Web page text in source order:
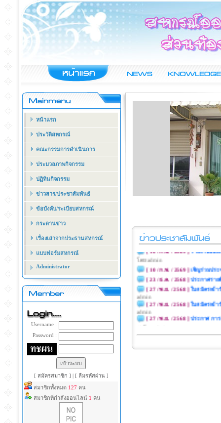
หน้าแรก
ประวัติสหกรณ์
คณะกรรมการดำเนินการ
ประมวลภาพกิจกรรม
ปฏิทินกิจกรรม
ข่าวสาร/ประชาสัมพันธ์
ข้อบังคับ/ระเบียบสหกรณ์
กระดานข่าว
เรื่องเล่าจากประธานสหกรณ์
แบบฟอร์มสหกรณ์
Administrator
Username :
Password :
[ สมัครสมาชิก ] | [ ลืมรหัสผ่าน ]
สมาชิกทั้งหมด 127 คน
สมาชิกที่กำลังออนไลน์ 1 คน
[ 4 / มี.ค. / 2569 ]ประกาศโอน
[ 4 / มี.ค. / 2569 ] ประกาศผลก
โดย admin
เชิญร่วมปร
[ 23 / ธ.ค. / 2568 ]
ประกาศรา
[ 27 / พ.ย. / 2568 ] ใบสมัครเข้า
admin
[ 27 / พ.ย. / 2568 ] ใบสมัครเข้า
admin
[ 27 / พ.ย. / 2568 ] ประกาศ กา
/ ) โดย admin
[ 5 / ส.ค. / 2568 ]ประกาศ ระเ